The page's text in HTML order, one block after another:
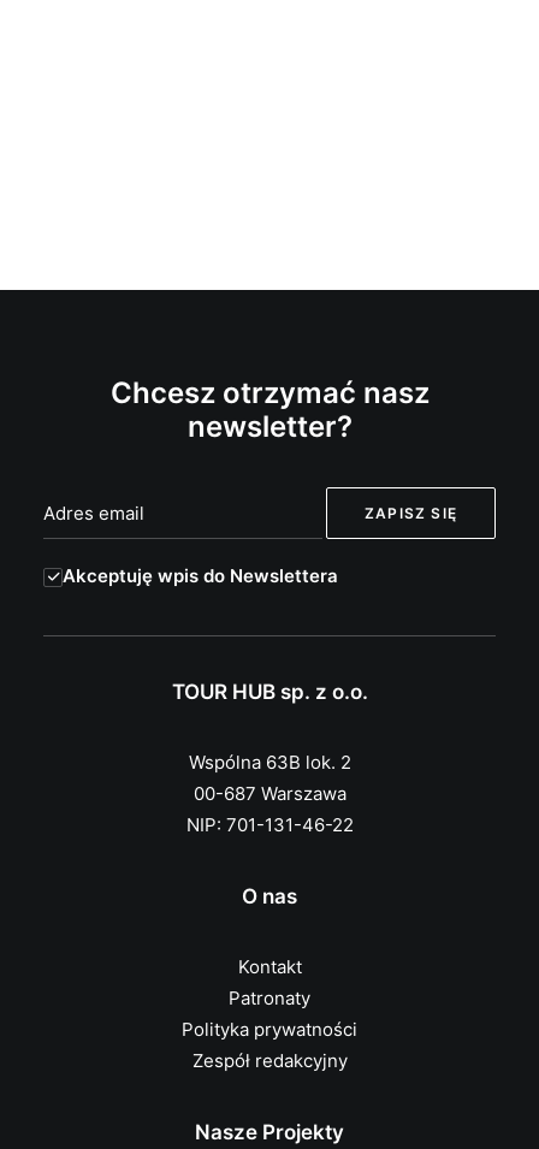
Chcesz otrzymać nasz
newsletter?
Akceptuję wpis do Newslettera
TOUR HUB sp. z o.o.
Wspólna 63B lok. 2
00-687 Warszawa
NIP: 701-131-46-22
O nas
Kontakt
Patronaty
Polityka prywatności
Zespół redakcyjny
Nasze Projekty